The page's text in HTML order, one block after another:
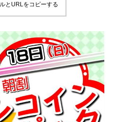
とURLをコピーする